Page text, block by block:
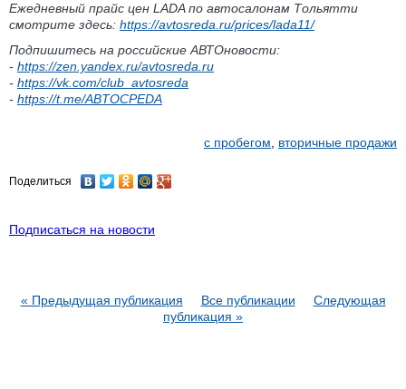
Ежедневный прайс цен LADA по автосалонам Тольятти
смотрите здесь: https://avtosreda.ru/prices/lada11/
Подпишитесь на российские АВТОновости:
- https://zen.yandex.ru/avtosreda.ru
- https://vk.com/club_avtosreda
- https://t.me/ABTOCPEDA
с пробегом, вторичные продажи
Поделиться
Подписаться на новости
« Предыдущая публикация Все публикации
Следующая
публикация »